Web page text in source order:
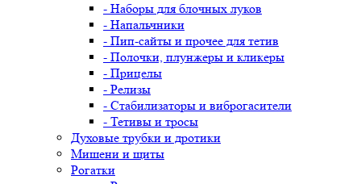
- Наборы для блочных луков
- Напальчники
- Пип-сайты и прочее для тетив
- Полочки, плунжеры и кликеры
- Прицелы
- Релизы
- Стабилизаторы и виброгасители
- Тетивы и тросы
Духовые трубки и дротики
Мишени и щиты
Рогатки